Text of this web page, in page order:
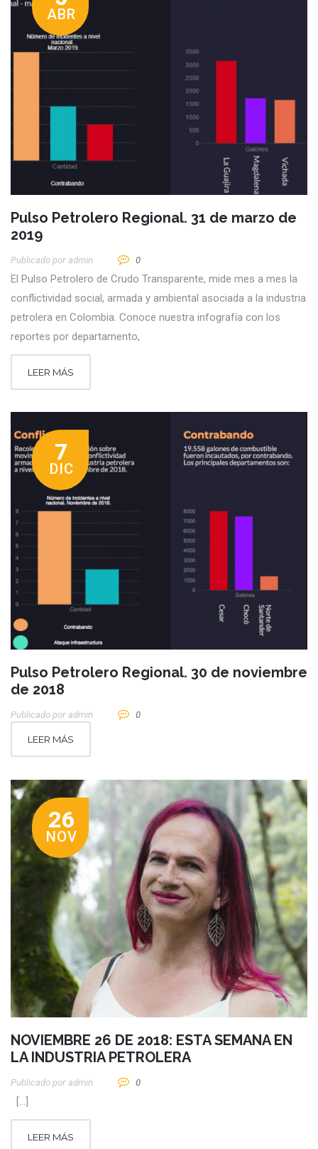
ABR
Pulso Petrolero Regional. 31 de marzo de
2019
Publicado por Admin 0
El Pulso Petrolero de Crudo Transparente, mide mes a mes la
conflictividad social, armada y ambiental asociada a la industria
petrolera en Colombia. Conoce nuestra infografía con los
reportes por departamento,
LEER MÁS
7
DIC
Pulso Petrolero Regional. 30 de noviembre
de 2018
Publicado por Admin 0
LEER MÁS
26
NOV
NOVIEMBRE 26 DE 2018: ESTA SEMANA EN
LA INDUSTRIA PETROLERA
Publicado por Admin 0
[…]
LEER MÁS